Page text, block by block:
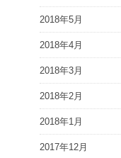
2018年5月
2018年4月
2018年3月
2018年2月
2018年1月
2017年12月